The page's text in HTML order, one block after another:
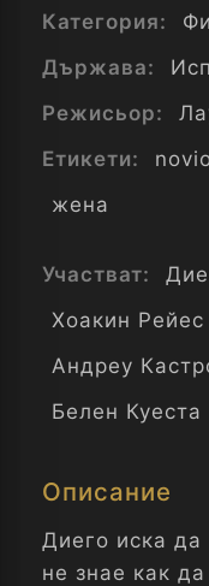
Категория:
Държава:
Режисьор:
Етикети:
жена
Участват:
Хоакин Рейес
Андреу
Белен Куеста
Описание
Диего иска да
не знае как